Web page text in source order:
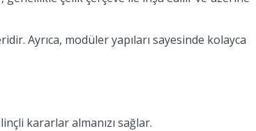
Ayrıca, modüler yapıları sayesinde kolayca
kararlar almanızı sağlar.